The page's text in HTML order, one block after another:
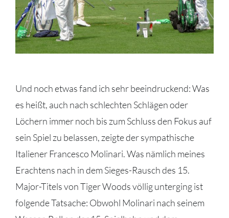
Und noch etwas fand ich sehr beeindruckend: Was
es heißt, auch nach schlechten Schlägen oder
Löchern immer noch bis zum Schluss den Fokus auf
sein Spiel zu belassen, zeigte der sympathische
Italiener Francesco Molinari. Was nämlich meines
Erachtens nach in dem Sieges-Rausch des 15.
Major-Titels von Tiger Woods völlig unterging ist
folgende Tatsache: Obwohl Molinari nach seinem